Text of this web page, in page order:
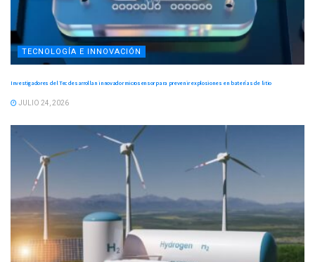
TECNOLOGÍA E INNOVACIÓN
Investigadores del Tec desarrollan innovador microsensor para prevenir explosiones en baterías de litio
JULIO 24, 2026